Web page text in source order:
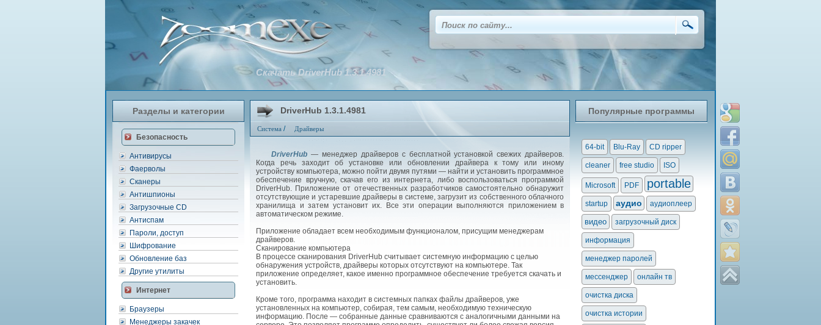
Разделы и категории
Безопасность
Антивирусы
Фаерволы
Сканеры
Антишпионы
Загрузочные CD
Антиспам
Пароли, доступ
Шифрование
Обновление баз
Другие утилиты
Интернет
Браузеры
Менеджеры закачек
DriverHub 1.3.1.4981
Система / Драйверы
Скачать DriverHub 1.3.1.4981
DriverHub — менеджер драйверов с бесплатной установкой свежих драйверов.
Когда речь заходит об установке или обновлении драйвера к тому или иному
устройству компьютера, можно пойти двумя путями — найти и установить программное
обеспечение вручную, скачав его из интернета, либо воспользоваться программой
DriverHub. Приложение от отечественных разработчиков самостоятельно обнаружит
отсутствующие и устаревшие драйверы в системе, загрузит из собственного облачного
хранилища и затем установит их. Все эти операции выполняются приложением в
автоматическом режиме.
Приложение обладает всем необходимым функционалом, присущим менеджерам
драйверов.
Сканирование компьютера
В процессе сканирования DriverHub считывает системную информацию с целью
обнаружения устройств, драйверы которых отсутствуют на компьютере. Так
приложение определяет, какое именно программное обеспечение требуется скачать и
установить.
Кроме того, программа находит в системных папках файлы драйверов, уже
установленных на компьютер, собирая, тем самым, необходимую техническую
информацию. После — собранные данные сравниваются с аналогичными данными на
Популярные программы
64-bit Blu-Ray CD ripper
cleaner free studio ISO
Microsoft PDF portable
startup аудио аудиоплеер
видео загрузочный диск
информация
менеджер паролей
мессенджер онлайн тв
очистка диска
очистка истории